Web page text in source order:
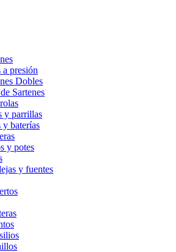
a presión
Dobles
Sartenes
y parrillas
y baterías
y potes
y fuentes